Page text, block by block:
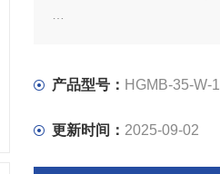
HGMM-35 包括软启动、短路
间的短路，并在过载消除后
产品型号： HGMB-35-W-
更新时间： 2025-09-02